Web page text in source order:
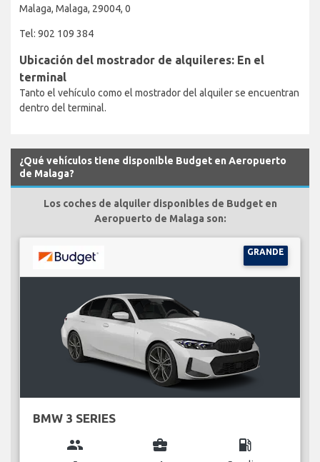
Malaga, Malaga, 29004, 0
Tel: 902 109 384
Ubicación del mostrador de alquileres: En el
terminal
Tanto el vehículo como el mostrador del alquiler se encuentran
dentro del terminal.
¿Qué vehículos tiene disponible Budget en Aeropuerto
de Malaga?
Los coches de alquiler disponibles de Budget en
Aeropuerto de Malaga son:
GRANDE
BMW 3 SERIES
group business_center local_gas_station